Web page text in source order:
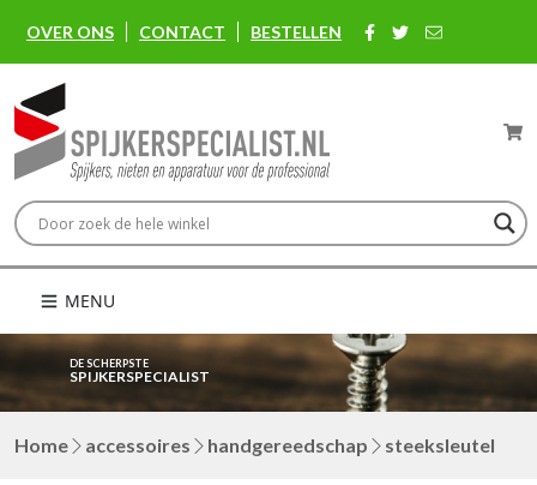
OVER ONS CONTACT BESTELLEN
MENU
DE SCHERPSTE
SPIJKERSPECIALIST
Home accessoires handgereedschap steeksleutel